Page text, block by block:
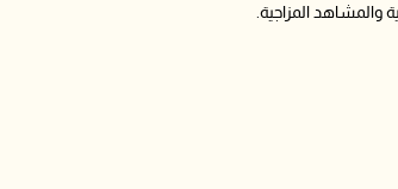
والمشاهد المزاجية.